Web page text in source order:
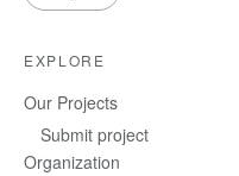
EXPLORE
Our Projects
Submit project
Organization